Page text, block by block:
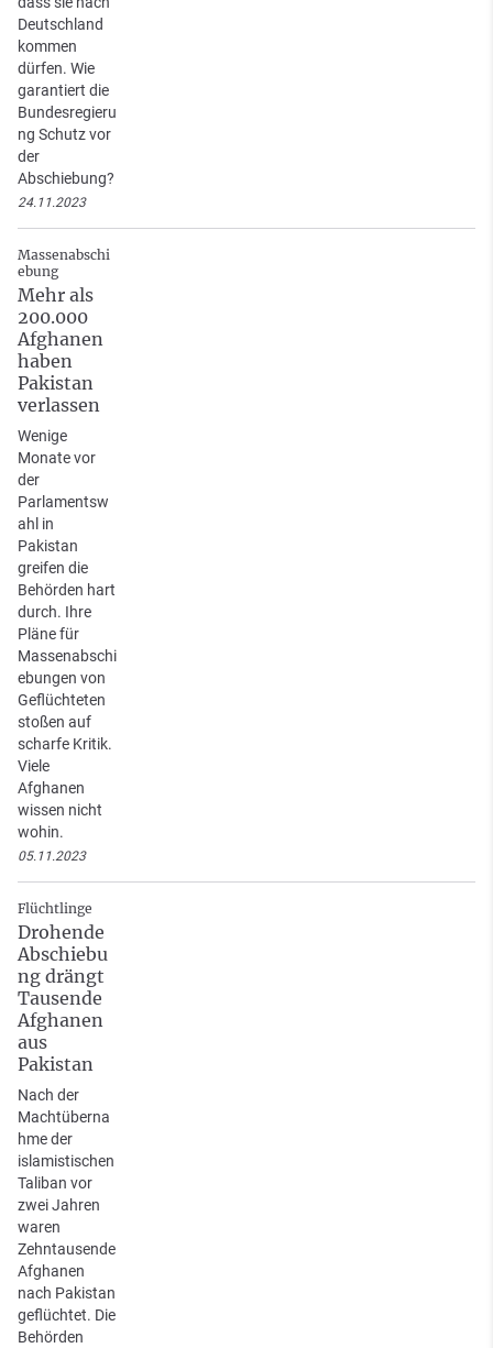
Deutschland
kommen
dürfen. Wie
garantiert die
Bundesregieru
ng Schutz vor
der
Abschiebung?
24.11.2023
Massenabschi
ebung
Mehr als
200.000
Afghanen
haben
Pakistan
verlassen
Wenige
Monate vor
der
Parlamentsw
ahl in
Pakistan
greifen die
Behörden hart
durch. Ihre
Pläne für
Massenabschi
ebungen von
Geflüchteten
stoßen auf
scharfe Kritik.
Viele
Afghanen
wissen nicht
wohin.
05.11.2023
Flüchtlinge
Drohende
Abschiebu
ng drängt
Tausende
Afghanen
aus
Pakistan
Nach der
Machtüberna
hme der
islamistischen
Taliban vor
zwei Jahren
waren
Zehntausende
Afghanen
nach Pakistan
geflüchtet. Die
Behörden